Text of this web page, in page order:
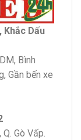
Khắc Dấu
Bình
Gần bến xe
Gò Vấp.